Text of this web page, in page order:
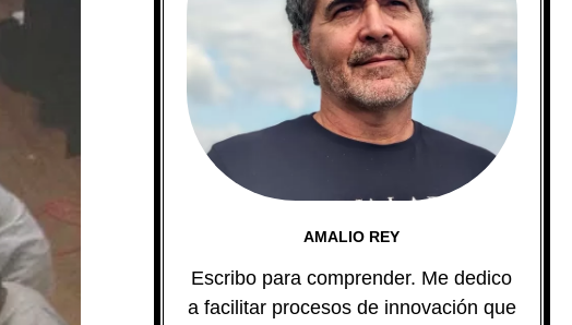
AMALIO REY
Escribo para comprender. Me dedico
a facilitar procesos de innovación que